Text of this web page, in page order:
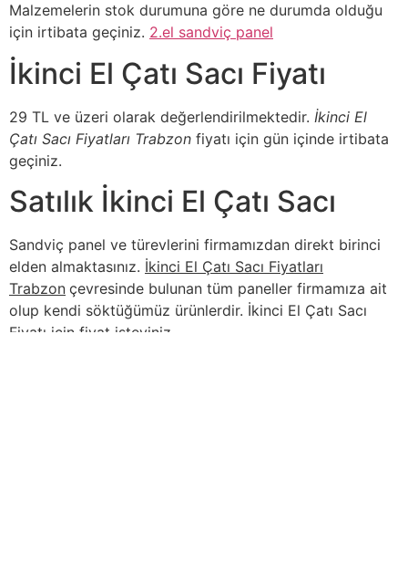
Malzemelerin stok durumuna göre ne durumda olduğu
için irtibata geçiniz. 2.el sandviç panel
İkinci El Çatı Sacı Fiyatı
29 TL ve üzeri olarak değerlendirilmektedir. İkinci El
Çatı Sacı Fiyatları Trabzon fiyatı için gün içinde irtibata
geçiniz.
Satılık İkinci El Çatı Sacı
Sandviç panel ve türevlerini firmamızdan direkt birinci
elden almaktasınız. İkinci El Çatı Sacı Fiyatları
Trabzon çevresinde bulunan tüm paneller firmamıza ait
olup kendi söktüğümüz ürünlerdir. İkinci El Çatı Sacı
Fiyatı için fiyat isteyiniz.